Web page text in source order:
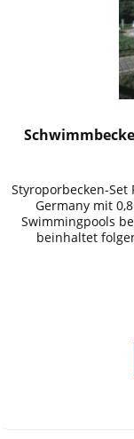
Styroporbecken-Set
Germany mit
Swimmingpools
beinhaltet